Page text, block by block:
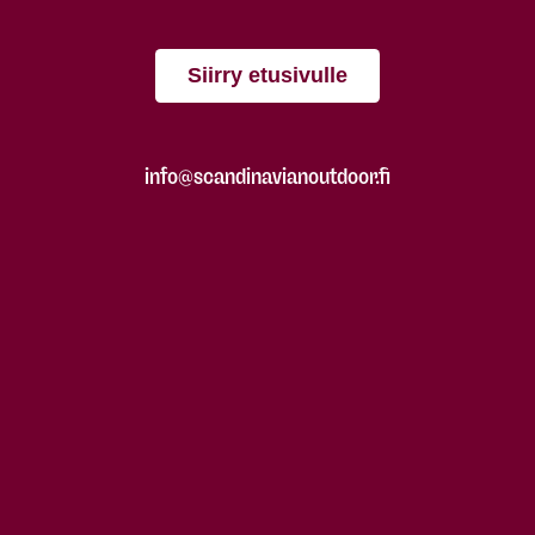
Siirry etusivulle
info@scandinavianoutdoor.fi